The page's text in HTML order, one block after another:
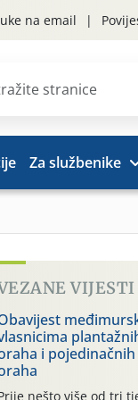
na email
Za službenike
VIJESTI
i
nešto više od tri